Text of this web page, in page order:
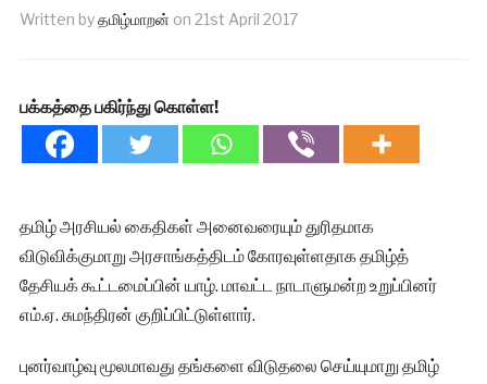
Written byதமிழ்மாறன் on 21st April 2017
பக்கத்தை பகிர்ந்து கொள்ள!
தமிழ் அரசியல் கைதிகள் அனைவரையும் துரிதமாக
விடுவிக்குமாறு அரசாங்கத்திடம் கோரவுள்ளதாக தமிழ்த்
தேசியக் கூட்டமைப்பின் யாழ். மாவட்ட நாடாளுமன்ற உறுப்பினர்
எம்.ஏ. சுமந்திரன் குறிப்பிட்டுள்ளார்.
புனர்வாழ்வு மூலமாவது தங்களை விடுதலை செய்யுமாறு தமிழ்